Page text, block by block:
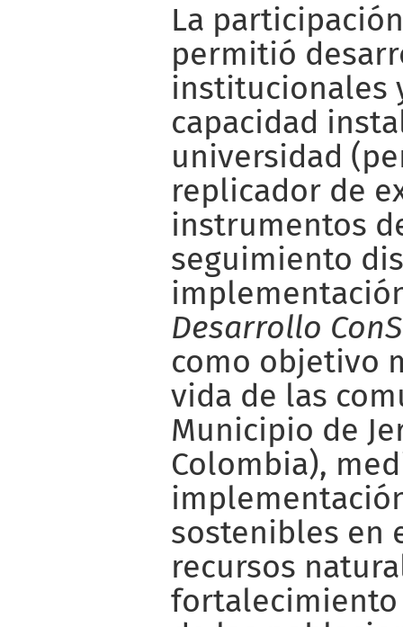
La
permitió
institucionales
capacidad
universidad
replicador de
instrumentos
seguimiento
Desarrollo
como objetivo
vida de las
Municipio de
Colombia),
sostenibles en
recursos
fortalecimiento